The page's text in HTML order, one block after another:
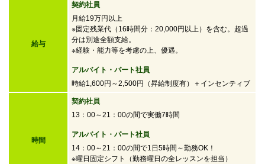
給与
契約社員
月給19万円以上
※固定残業代（16時間分：20,000円以上）を含む。超過
分は別途全額支給。
※経験・能力等を考慮の上、優遇。
アルバイト・パート社員
時給1,600円～2,500円
（昇給制度有）＋インセンティブ
時間
契約社員
13：00～21：00の間で実働7時間
アルバイト・パート社員
14：00～21：00の間で1日5時間～勤務OK！
※曜日固定シフト（勤務曜日の全レッスンを担当）